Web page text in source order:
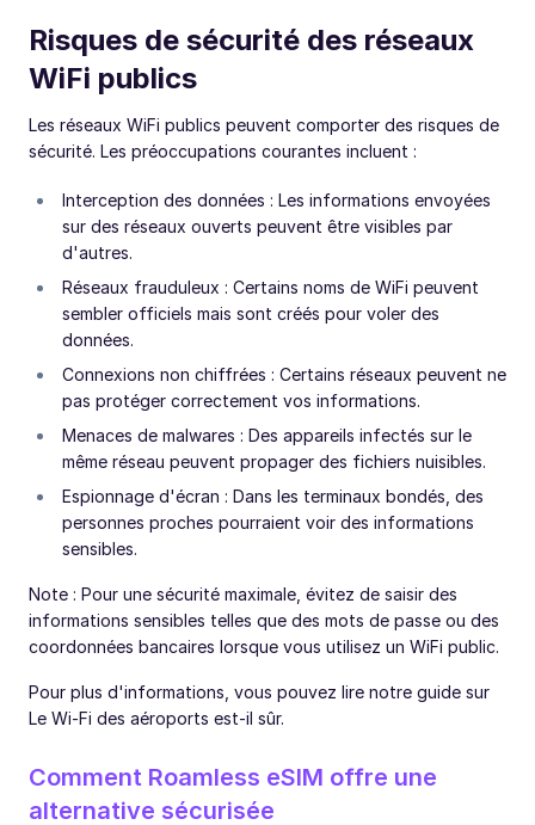
Risques de sécurité des réseaux
WiFi publics
Les réseaux WiFi publics peuvent comporter des risques de
sécurité. Les préoccupations courantes incluent :
Interception des données : Les informations envoyées
sur des réseaux ouverts peuvent être visibles par
d'autres.
Réseaux frauduleux : Certains noms de WiFi peuvent
sembler officiels mais sont créés pour voler des
données.
Connexions non chiffrées : Certains réseaux peuvent ne
pas protéger correctement vos informations.
Menaces de malwares : Des appareils infectés sur le
même réseau peuvent propager des fichiers nuisibles.
Espionnage d'écran : Dans les terminaux bondés, des
personnes proches pourraient voir des informations
sensibles.
Note : Pour une sécurité maximale, évitez de saisir des
informations sensibles telles que des mots de passe ou des
coordonnées bancaires lorsque vous utilisez un WiFi public.
Pour plus d'informations, vous pouvez lire notre guide sur
Le Wi-Fi des aéroports est-il sûr.
Comment Roamless eSIM offre une
alternative sécurisée